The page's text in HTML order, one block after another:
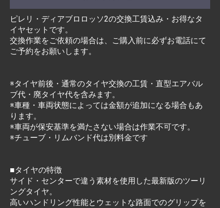
ピレリ・ディアブロロッソ2の交換工賃込み・お得なタ
イヤセットです。
交換作業をご依頼の場合は、ご購入前に必ずお電話にて
ご予約をお願いします。
※タイヤ前後・通常のタイヤ交換の工賃・直型エアバル
ブ代・廃タイヤ代を含みます。
※車種・車両状態によっては金額が追加になる場合もあ
ります。
※車両が保安基準を満たさない場合は作業不可です。
※チューブ・リムバンド代は別料金です
■タイヤの特徴
サイド・センターで違う素材を使用した最新版のツーリ
ングタイヤ。
高いハンドリング性能とウェットな路面でのグリップを